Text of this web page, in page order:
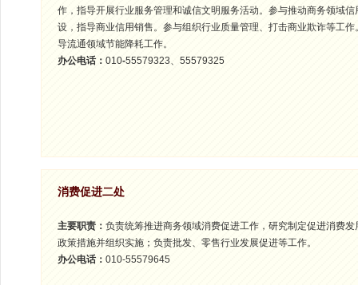
作，指导开展行业服务管理和诚信文明服务活动。参与推动商务领域信
设，指导商业信用销售。参与组织行业质量管理、打击商业欺诈等工作
导流通领域节能降耗工作。
办公电话： 010-55579323、55579325
消费促进二处
主要职责： 负责统筹推进商务领域消费促进工作，研究制定促进消费发
政策措施并组织实施；负责批发、零售行业发展促进等工作。
办公电话： 010-55579645